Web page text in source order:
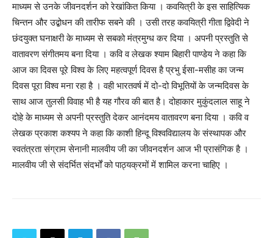
माध्यम से उनके जीवनदर्शन को रेखांकित किया । कवयित्री के इस साहित्यिक
चिन्तन और उद्बोधन की तारीफ सबने की । उसी तरह कवयित्री गीता द्विवेदी ने
छंदयुक्त घनाक्षरी के माध्यम से सबको मंत्रमुग्ध कर दिया । अपनी प्रस्तुति से
वातावरण संगीतमय बना दिया । कवि व लेखक श्याम बिहारी पाण्डेय ने कहा कि
आज का दिवस पूरे विश्व के लिए महत्वपूर्ण दिवस है प्रभु ईसा-मसीह का जन्म
दिवस पूरा विश्व मना रहा है । वही भारतवर्ष में दो-दो विभूतियों के जन्मदिवस के
साथ आज तुलसी विवाह भी है यह गौरव की बात है। दोहाकार मुकुंदलाल साहू ने
दोहे के माध्यम से अपनी प्रस्तुति देकर आनंदमय वातावरण बना दिया । कवि व
लेखक प्रकाश कश्यप ने कहा कि काशी हिन्दू विश्वविद्यालय के संस्थापक और
स्वतंत्रता संग्राम सेनानी मालवीय जी का जीवनदर्शन आज भी प्रासंगिक है ।
मालवीय जी से संदर्भित संदर्भों को पाठ्यक्रमों में शामिल करना चाहिए ।